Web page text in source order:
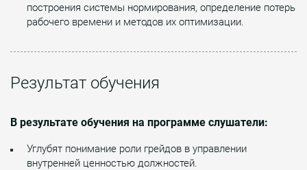
построения системы нормирования, определение потерь
рабочего времени и методов их оптимизации.
Результат обучения
В результате обучения на программе слушатели:
Углубят понимание роли грейдов в управлении
внутренней ценностью должностей.